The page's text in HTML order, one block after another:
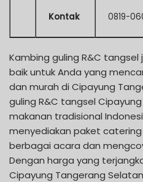
Kontak 0819-
Kambing guling R&C
baik untuk Anda yang
dan murah di Cipayung
guling R&C tangsel
makanan tradisional
menyediakan paket
berbagai acara dan
Dengan harga yang
Cipayung Tangerang